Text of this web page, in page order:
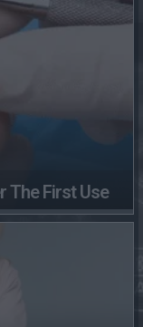
The First Use